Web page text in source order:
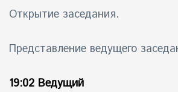
Открытие заседания.
Представление ведущего
19:02 Ведущий